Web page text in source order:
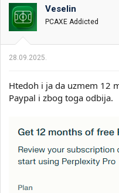
o
v
a
n
:
Veselin
PCAXE Addicted
28.09.2025.
Htedoh i ja da uzmem 12
Paypal i zbog toga odbija.